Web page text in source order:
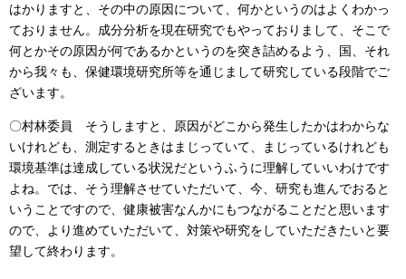
はかりますと、その中の原因について、何かというのはよくわかっ
ておりません。成分分析を現在研究でもやっておりまして、そこで
何とかその原因が何であるかというのを突き詰めるよう、国、それ
から我々も、保健環境研究所等を通じまして研究している段階でご
ざいます。
〇村林委員 そうしますと、原因がどこから発生したかはわからな
いけれども、測定するときはまじっていて、まじっているけれども
環境基準は達成している状況だというふうに理解していいわけです
よね。では、そう理解させていただいて、今、研究も進んでおると
いうことですので、健康被害なんかにもつながることだと思います
ので、より進めていただいて、対策や研究をしていただきたいと要
望して終わります。